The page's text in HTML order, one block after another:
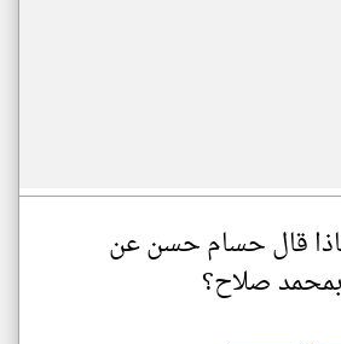
قال حسام حسن عن
بمحمد صلاح؟